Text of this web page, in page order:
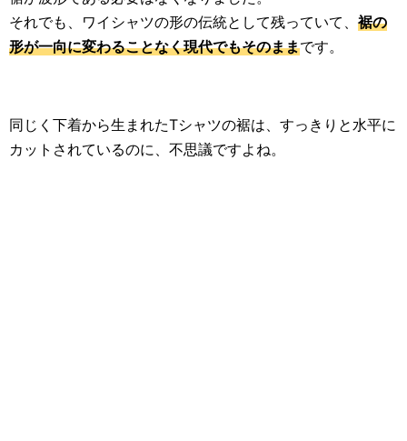
それでも、ワイシャツの形の伝統として残っていて、 裾の
形が一向に変わることなく現代でもそのままです。
同じく下着から生まれたTシャツの裾は、すっきりと水平に
カットされているのに、不思議ですよね。